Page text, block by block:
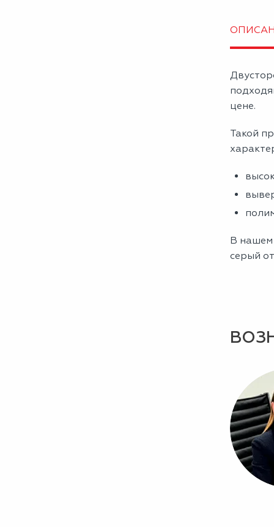
цене.
Такой
В нашем
серый